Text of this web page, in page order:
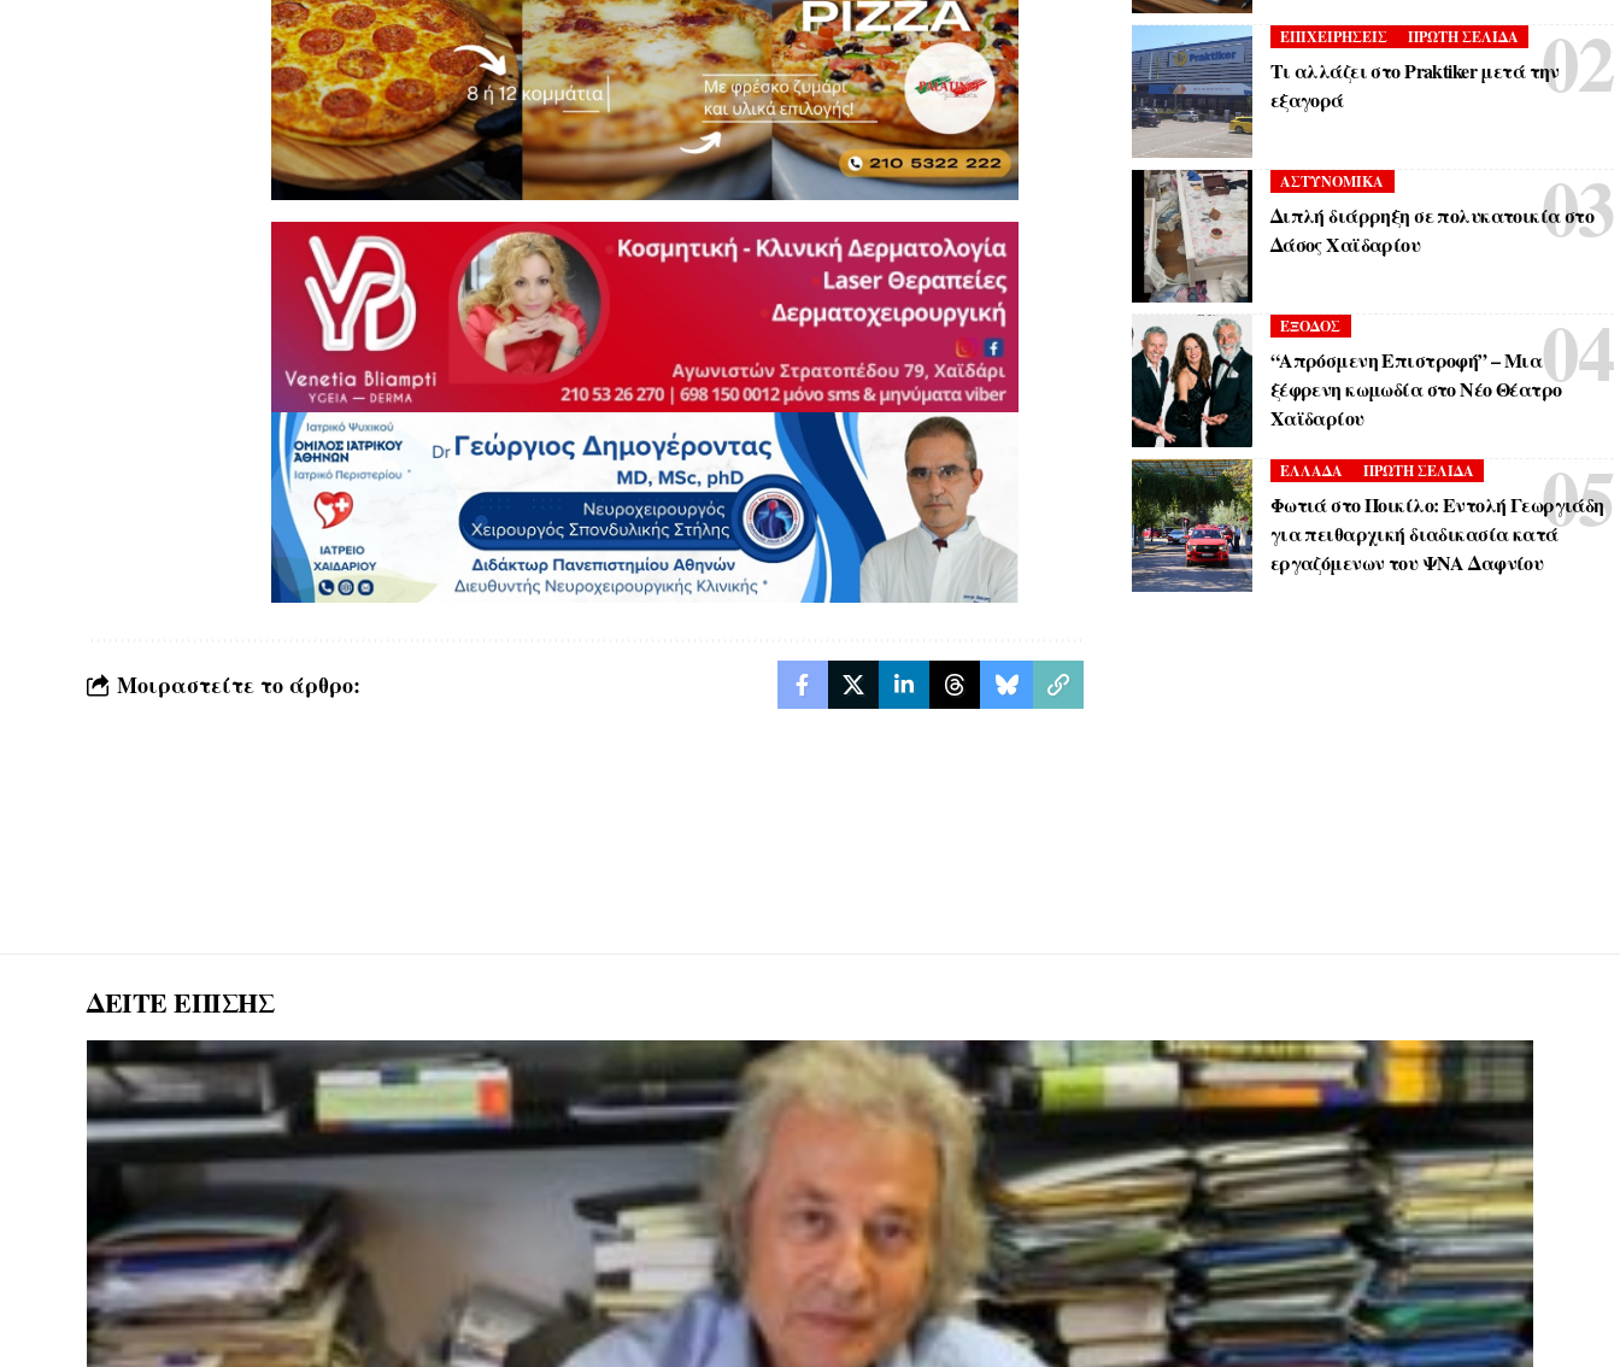
Μοιραστείτε το άρθρο:
ΕΠΙΧΕΙΡΗΣΕΙΣ ΠΡΩΤΗ ΣΕΛΙΔΑ
Τι αλλάζει στο Praktiker μετά την
εξαγορά
ΑΣΤΥΝΟΜΙΚΑ
Διπλή διάρρηξη σε πολυκατοικία στο
Δάσος Χαϊδαρίου
ΕΞΟΔΟΣ
“Απρόσμενη Επιστροφή” – Μια
ξέφρενη κωμωδία στο Νέο Θέατρο
Χαϊδαρίου
ΕΛΛΑΔΑ ΠΡΩΤΗ ΣΕΛΙΔΑ
Φωτιά στο Ποικίλο: Εντολή Γεωργιάδη
για πειθαρχική διαδικασία κατά
εργαζόμενων του ΨΝΑ Δαφνίου
ΔΕΙΤΕ ΕΠΙΣΗΣ